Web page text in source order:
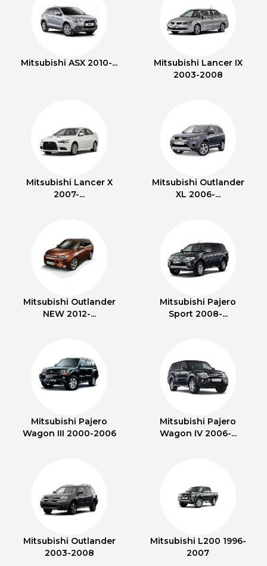
Mitsubishi ASX 2010-...
Mitsubishi Lancer IX
2003-2008
Mitsubishi Lancer X
2007-...
Mitsubishi Outlander
XL 2006-...
Mitsubishi Outlander
NEW 2012-...
Mitsubishi Pajero
Sport 2008-...
Mitsubishi Pajero
Wagon III 2000-2006
Mitsubishi Pajero
Wagon IV 2006-...
Mitsubishi Outlander
2003-2008
Mitsubishi L200 1996-
2007